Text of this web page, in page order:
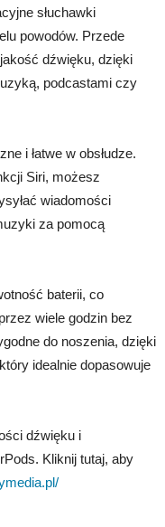
słuchawki
powodów. Przede
dźwięku, dzięki
podcastami czy
i łatwe w obsłudze.
Siri, możesz
wiadomości
za pomocą
baterii, co
wiele godzin bez
do noszenia, dzięki
idealnie dopasowuje
dźwięku i
Kliknij tutaj, aby